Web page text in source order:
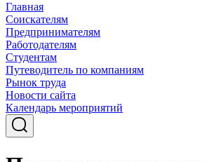
Главная
Соискателям
Предпринимателям
Работодателям
Студентам
Путеводитель по компаниям
Рынок труда
Новости сайта
Календарь мероприятий